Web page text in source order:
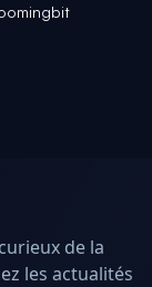
de la
les actualités